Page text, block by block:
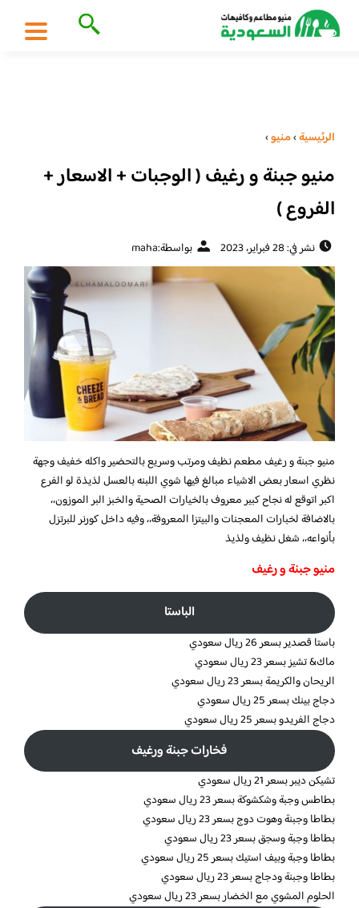
الرئيسية›منيو›
منيو جبنة و رغيف ( الوجبات + الاسعار +
الفروع )
نشر في: 28 فبراير، 2023 بواسطة:maha
منيو جبنة و رغيف مطعم نظيف ومرتب وسريع بالتحضير واكله خفيف وجهة
نظري اسعار بعض الاشياء مبالغ فيها شوي اللبنه بالعسل لذيذة لو الفرع
اكبر اتوقع له نجاح كبير معروف بالخيارات الصحية والخبز البر الموزون،،
بالاضافة لخبارات المعجنات والبيتزا المعروفة،، وفيه داخل كورنر للبرتزل
بأنواعه،، شغل نظيف ولذيذ
منيو جبنة و رغيف
الباستا
باستا قصدير بسعر 26 ريال سعودي
ماك& تشيز بسعر 23 ريال سعودي
الريحان والكريمة بسعر 23 ريال سعودي
دجاج بينك بسعر 25 ريال سعودي
دجاج الفريدو بسعر 25 ريال سعودي
فخارات جبنة ورغيف
تشيكن ديبر بسعر 21 ريال سعودي
بطاطس وجبة وشكشوكة بسعر 23 ريال سعودي
بطاطا وجبنة وهوت دوج بسعر 23 ريال سعودي
بطاطا وجبة وسجق بسعر 23 ريال سعودي
بطاطا وجبة وبيف استيك بسعر 25 ريال سعودي
بطاطا وجبنة ودجاج بسعر 23 ريال سعودي
الحلوم المشوي مع الخضار بسعر 23 ريال سعودي